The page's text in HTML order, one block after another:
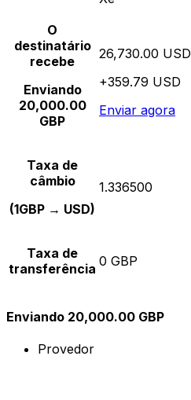
O
destinatário
recebe
Enviando
20,000.00
GBP
26,730.00 USD
+359.79 USD
Enviar agora
Taxa de
câmbio
(1GBP → USD)
1.336500
Taxa de
transferência 0 GBP
Enviando 20,000.00 GBP
Provedor